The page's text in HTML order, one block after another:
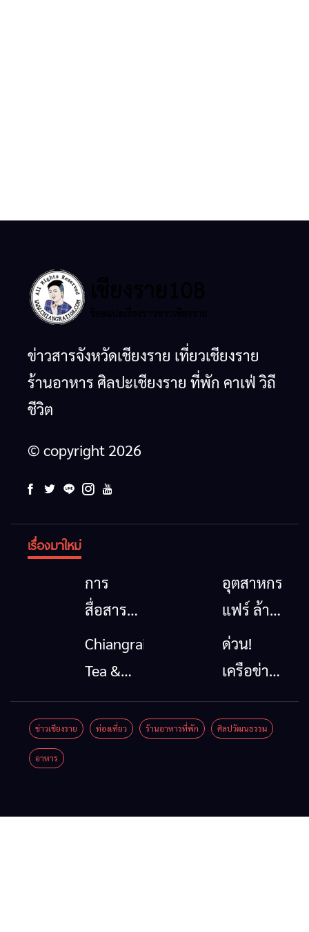
ข่าวสารจังหวัดเชียงราย เที่ยวเชียงราย
ร้านอาหาร ศิลปะเชียงราย ที่พัก คาเฟ่ วิถี
ชีวิต
© copyright 2026
เรื่องมาใหม่
การ
สื่อสาร
โทรคมนาคม
กรณีภัย
เชียงราย
เมื่อ
อุตสาหกรรม
แฟร์ ล้าน
นาตะวัน
ออก
รวมของดี
สินค้าเด่น
Chiangrai
Tea &
Coffee
Festival
ด่วน!
เครือข่าย
ลุ่มน้ำกก
ยื่น 5 ข้อ
ข่าวเชียงราย ท่องเที่ยว ร้านอาหารที่พัก ศิลปวัฒนธรรม
อาหาร